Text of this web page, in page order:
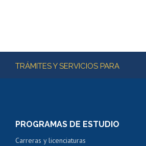
Más información
TRÁMITES Y SERVICIOS PARA
PROGRAMAS DE ESTUDIO
Carreras y licenciaturas